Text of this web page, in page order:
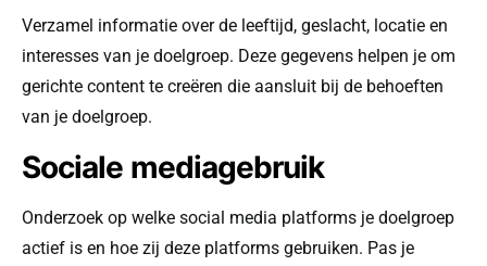
Verzamel informatie over de leeftijd, geslacht, locatie en
interesses van je doelgroep. Deze gegevens helpen je om
gerichte content te creëren die aansluit bij de behoeften
van je doelgroep.
Sociale mediagebruik
Onderzoek op welke social media platforms je doelgroep
actief is en hoe zij deze platforms gebruiken. Pas je